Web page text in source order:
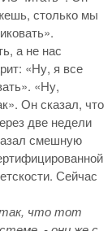
столько мы
а не нас
«Ну, я все
«Ну,
Он сказал, что
две недели
смешную
Сейчас
так, что тот